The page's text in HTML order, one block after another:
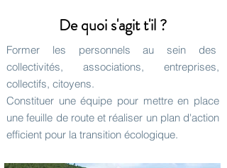
De quoi s'agit t'il ?
Former les personnels au sein des
collectivités, associations, entreprises,
collectifs, citoyens.
Constituer une équipe pour mettre en place
une feuille de route et réaliser un plan d'action
efficient pour la transition écologique.